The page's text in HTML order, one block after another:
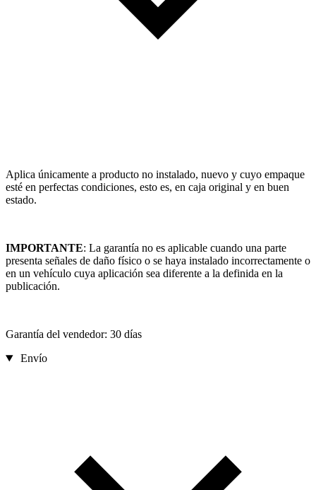
Aplica únicamente a producto no instalado, nuevo y cuyo empaque
esté en perfectas condiciones, esto es, en caja original y en buen
estado.
IMPORTANTE: La garantía no es aplicable cuando una parte
presenta señales de daño físico o se haya instalado incorrectamente o
en un vehículo cuya aplicación sea diferente a la definida en la
publicación.
Garantía del vendedor: 30 días
Envío